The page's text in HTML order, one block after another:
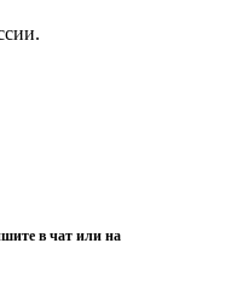
в чат или на